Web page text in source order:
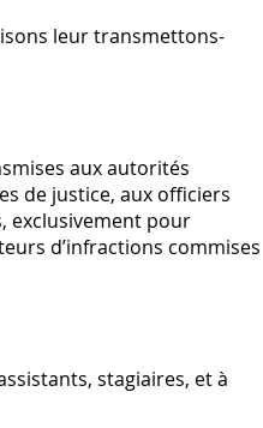
leur transmettons-
aux autorités
de justice, aux officiers
exclusivement pour
d’infractions commises
stagiaires, et à